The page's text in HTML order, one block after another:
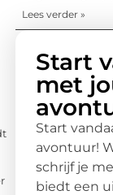
Lees verder »
Start
met
Start
avontuur!
schrijf je
biedt een